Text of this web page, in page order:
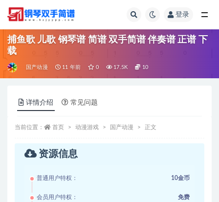
登录
捕鱼歌 儿歌 钢琴谱 简谱 双手简谱 伴奏谱 正谱 下
载
国产动漫 11 年前 0 17.5K 10
详情介绍 常见问题
当前位置： 首页 动漫游戏 国产动漫 正文
资源信息
普通用户特权： 10金币
会员用户特权： 免费